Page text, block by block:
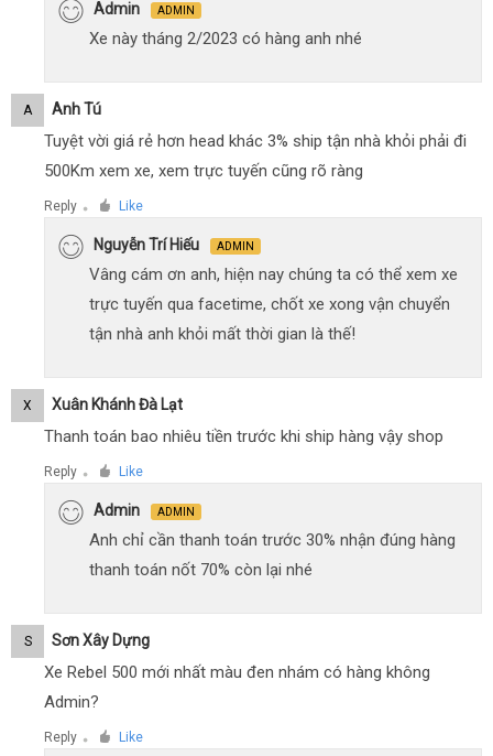
Admin ADMIN
Xe này tháng 2/2023 có hàng anh nhé
A Anh Tú
Tuyệt vời giá rẻ hơn head khác 3% ship tận nhà khỏi phải đi
500Km xem xe, xem trực tuyến cũng rõ ràng
Reply ● Like
Nguyễn Trí Hiếu ADMIN
Vâng cám ơn anh, hiện nay chúng ta có thể xem xe
trực tuyến qua facetime, chốt xe xong vận chuyển
tận nhà anh khỏi mất thời gian là thế!
X Xuân Khánh Đà Lạt
Thanh toán bao nhiêu tiền trước khi ship hàng vậy shop
Reply ● Like
Admin ADMIN
Anh chỉ cần thanh toán trước 30% nhận đúng hàng
thanh toán nốt 70% còn lại nhé
S Sơn Xây Dựng
Xe Rebel 500 mới nhất màu đen nhám có hàng không
Admin?
Reply ● Like